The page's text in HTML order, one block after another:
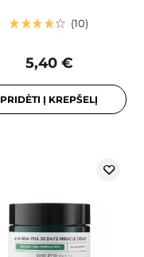
10
5,40 €
PRIDĖTI Į KREPŠELĮ